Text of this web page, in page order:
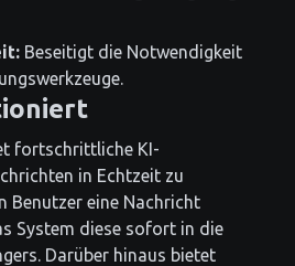
Beseitigt die Notwendigkeit
fortschrittliche KI-
in Echtzeit zu
Benutzer eine Nachricht
System diese sofort in die
Darüber hinaus bietet